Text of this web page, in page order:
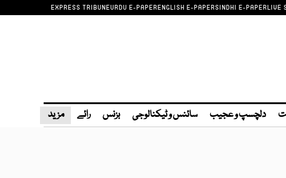
EXPRESS TRIBUNEURDU E-PAPERENGLISH E-PAPERSINDHI E-PAPERLIVE
دلچسپ و عجیب سائنس و ٹیکنالوجی بزنس رائے مزید